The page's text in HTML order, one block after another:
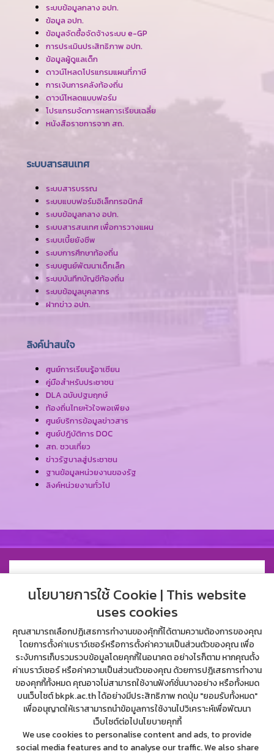
ระบบข้อมูลกลาง อปท.
ข้อมูล อปท.
ข้อมูลจัดซื้อจัดจ้างระบบ e-GP
การประเมินประสิทธิภาพ อปท.
ข้อมูลผู้ดูแลเด็ก
ดาวน์โหลดโปรแกรมแผนที่ภาษี
การเงินการคลังท้องถิ่น
ดาวน์โหลดแบบฟอร์ม
โปรแกรมจัดการผลการเรียนเฉลี่ย
หนังสือราชการจาก สถ.
ระบบสารสนเทศ
ระบบสารบรรณ
ระบบแบบฟอร์มอิเล็กทรอนิกส์
ระบบข้อมูลกลาง อปท.
ระบบสารสนเทศ เพื่อการวางแผน
ระบบเบี้ยยังชีพ
ระบบการศึกษาท้องถิ่น
ระบบศูนย์พัฒนาเด็กเล็ก
ระบบบันทึกบัญชีท้องถิ่น
ระบบข้อมูลบุคลากร
ฝากข่าว อปท.
ลิงค์น่าสนใจ
ศูนย์การเรียนรู้อาเซียน
คู่มือสำหรับประชาชน
DLA ฉบับปฐมฤกษ์
ท้องถิ่นไทยหัวใจพอเพียง
ศูนย์บริการข้อมูลข่าวสาร
ศูนย์ปฎิบัติการ DOC
สถ. ชวนเที่ยว
ข่าวรัฐบาลสู่ประชาชน
ฐานข้อมูลหน่วยงานของรัฐ
ลิงค์หน่วยงานทั่วไป
34 บางคล้า-แปลงยาว ซอย บางคล้า-แปลงยาว ตำบล บางคล้า อำเภอ
บางคล้า ฉะเชิงเทรา 24120
038-451138, 098-2727834, 091-1094629
นโยบายการใช้ Cookie | This website
uses cookies
คุณสามารถเลือกปฏิเสธการทำงานของคุ้กกี้ได้ตามความต้องการของคุณ
โดยการตั้งค่าเบราว์เซอร์หรือการตั้งค่าความเป็นส่วนตัวของคุณ เพื่อ
ระงับการเก็บรวมรวบข้อมูลโดยคุกกี้ในอนาคต อย่างไรก็ตาม หากคุณตั้ง
ค่าเบราว์เซอร์ หรือค่าความเป็นส่วนตัวของคุณ ด้วยการปฎิเสธการทำงาน
ของคุกกี้ทั้งหมด คุณอาจไม่สามารถใช้งานฟังก์ชั่นบางอย่าง หรือทั้งหมด
บนเว็บไซต์ bkpk.ac.th ได้อย่างมีประสิทธิภาพ กดปุ่ม "ยอมรับทั้งหมด"
เพื่ออนุญาตให้เราสามารถนำข้อมูลการใช้งานไปวิเคราะห์เพื่อพัฒนา
เว็บไซต์ต่อไปนโยบายคุกกี้
We use cookies to personalise content and ads, to provide
social media features and to analyse our traffic. We also share